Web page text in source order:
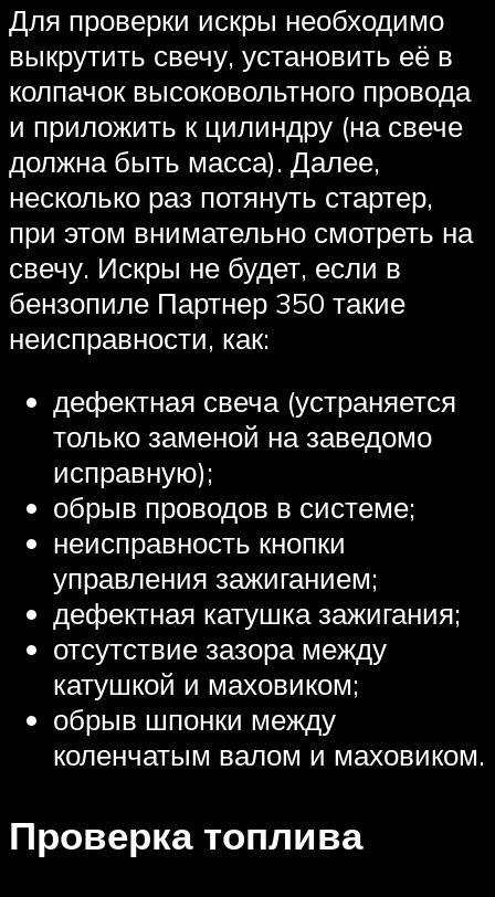
Для проверки искры необходимо
выкрутить свечу, установить её в
колпачок высоковольтного провода
и приложить к цилиндру (на свече
должна быть масса). Далее,
несколько раз потянуть стартер,
при этом внимательно смотреть на
свечу. Искры не будет, если в
бензопиле Партнер 350 такие
неисправности, как:
дефектная свеча (устраняется
только заменой на заведомо
исправную);
обрыв проводов в системе;
неисправность кнопки
управления зажиганием;
дефектная катушка зажигания;
отсутствие зазора между
катушкой и маховиком;
обрыв шпонки между
коленчатым валом и маховиком.
Проверка топлива